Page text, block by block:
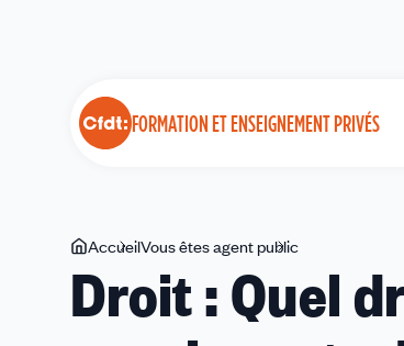
FORMATION ET ENSEIGNEMENT PRIVÉS
Vous
êtes
AccueilVous êtes agent public
Quel
Droit : Quel